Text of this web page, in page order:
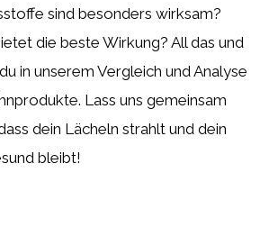
sind besonders wirksam?
die beste Wirkung? All das und
in unserem Vergleich und Analyse
Lass uns gemeinsam
dein Lächeln strahlt und dein
bleibt!